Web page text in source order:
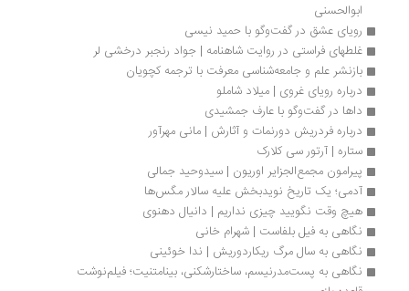
ابوالحسنی
رویای عشق در گفت‌وگو با حمید نیسی
غلطهای فراستی در روایت شاهنامه | جواد رنجبر درخشی لر
بازنشر علم و جامعه‌شناسی معرفت با ترجمه کچویان
درباره رویای غروی | میلاد شاملو
داها در گفت‌وگو با عارف جمشیدی
درباره فردریش دورنمات و آثارش | مانی مهرآور
ستاره | آرتور سی کلارک
پیرامون مجمع‌الجزایر اوریون | سیدوحید جمالی
آدمی؛ یک تاریخ نویدبخش علیه سالار مگس‌ها
هیچ وقت نگویید چیزی نداریم | دانیال دهنوی
نگاهی به فیل بلفاست | شهرام خانی
نگاهی به سال مرگ ریکاردوریش | ندا خوئینی
نگاهی به پست‌مدرنیسم، ساختارشکنی، بینامتنیت؛ فیلم‌نوشت